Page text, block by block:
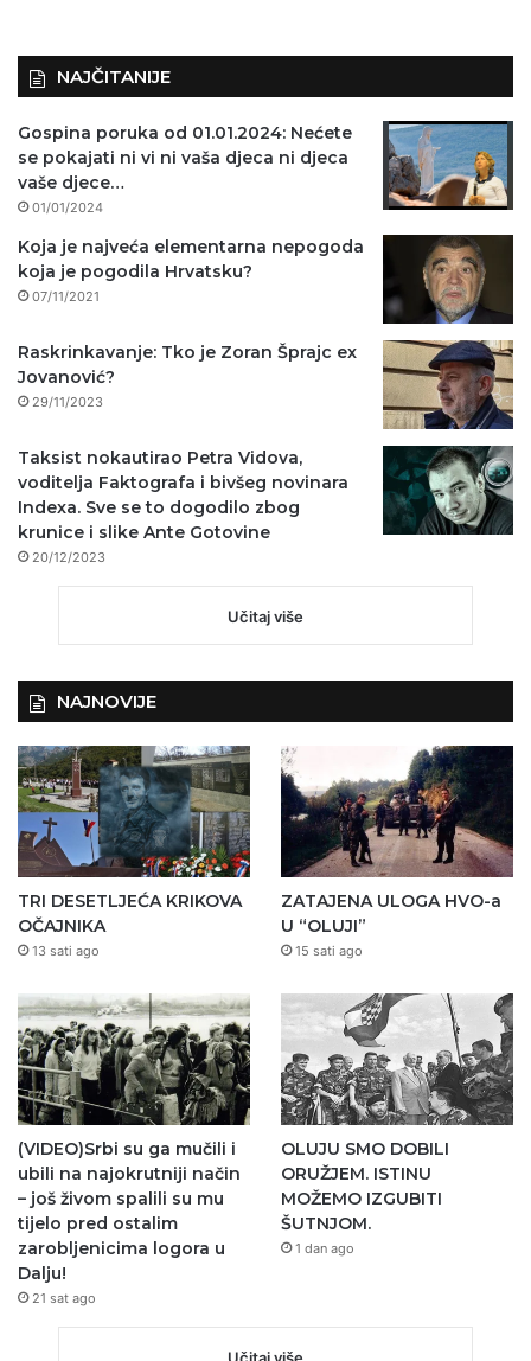
NAJČITANIJE
Gospina poruka od 01.01.2024: Nećete
se pokajati ni vi ni vaša djeca ni djeca
vaše djece…
01/01/2024
Koja je najveća elementarna nepogoda
koja je pogodila Hrvatsku?
07/11/2021
Raskrinkavanje: Tko je Zoran Šprajc ex
Jovanović?
29/11/2023
Taksist nokautirao Petra Vidova,
voditelja Faktografa i bivšeg novinara
Indexa. Sve se to dogodilo zbog
krunice i slike Ante Gotovine
20/12/2023
Učitaj više
NAJNOVIJE
TRI DESETLJEĆA KRIKOVA
OČAJNIKA
13 sati ago
ZATAJENA ULOGA HVO-a
U “OLUJI”
15 sati ago
(VIDEO)Srbi su ga mučili i
ubili na najokrutniji način
– još živom spalili su mu
tijelo pred ostalim
zarobljenicima logora u
Dalju!
21 sat ago
OLUJU SMO DOBILI
ORUŽJEM. ISTINU
MOŽEMO IZGUBITI
ŠUTNJOM.
1 dan ago
Učitaj više